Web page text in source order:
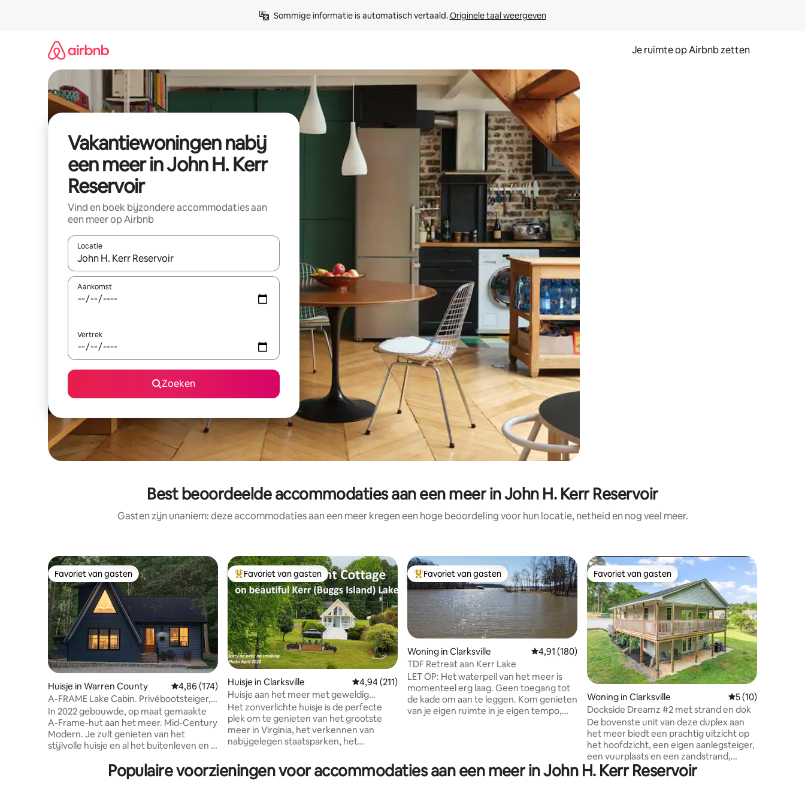
Sommige informatie is automatisch vertaald. Originele taal weergeven
Je ruimte op Airbnb zetten
Vakantiewoningen nabij
een meer in John H. Kerr
Reservoir
Vind en boek bijzondere accommodaties aan
een meer op Airbnb
Locatie
Wanneer er suggesties beschikbaar zijn, maak je een keuze met je de pijltjestoetsen omhoog en omlaag, óf door te tikken of swipen.
Aankomst
Vertrek
Zoeken
Best beoordeelde accommodaties aan een meer in John H. Kerr Reservoir
Gasten zijn unaniem: deze accommodaties aan een meer kregen een hoge beoordeling voor hun locatie, netheid en nog veel meer.
Favoriet van gasten
Favoriet van gasten
Huisje in Warren County Gemiddelde beoordeling van 4,86 uit 5, 174 recensies
4,86 (174)
A-FRAME Lake Cabin. Privébootsteiger,
kajaks, SUP
In 2022 gebouwde, op maat gemaakte
A-Frame-hut aan het meer. Mid-Century
Modern. Je zult genieten van het
stijlvolle huisje en al het buitenleven en -
eigen aanlegsteiger (2 ligplaatsen voor
boten) en boothellingen in de buurt.
Topfavoriet van gasten
Favoriet van gasten
Huisje in Clarksville Gemiddelde beoordeling van 4,94 uit 5, 211 recensies
4,94 (211)
Huisje aan het meer met geweldig
uitzicht en gebruik van het dok
Het zonverlichte huisje is de perfecte
plek om te genieten van het grootste
meer in Virginia, het verkennen van
nabijgelegen staatsparken, het
nabijgelegen brouwerijen/wijnhuizen.
Het huisje biedt een open uitzicht op het
Topfavoriet van gasten
Favoriet van gasten
Woning in Clarksville Gemiddelde beoordeling van 4,91 uit 5, 180 recensies
4,91 (180)
TDF Retreat aan Kerr Lake
LET OP: Het waterpeil van het meer is
momenteel erg laag. Geen toegang tot
de kade om aan te leggen. Kom genieten
van je eigen ruimte in je eigen tempo,
plaats aan vijf personen. Op een
steenworp afstand van de kade waar je
Favoriet van gasten
Favoriet van gasten
Woning in Clarksville Gemiddelde
5 (10)
Dockside Dreamz #2 met strand en dok
De bovenste unit van deze duplex aan
het meer biedt een prachtig uitzicht op
het hoofdzicht, een eigen aanlegsteiger,
een vuurplaats en een zandstrand,
allemaal op slechts enkele minuten van
het centrum van Clarksville. Of je nu aan
Populaire voorzieningen voor accommodaties aan een meer in John H. Kerr Reservoir